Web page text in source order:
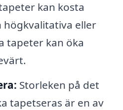
kan kosta
högkvalitativa eller
tapeter kan öka
Storleken på det
tapetseras är en av